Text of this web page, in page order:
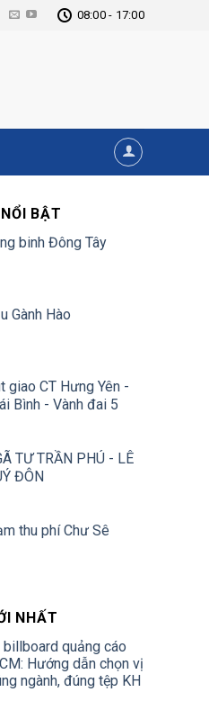
08:00 - 17:00
BẬT
binh Đông Tây
Gành Hào
giao CT Hưng Yên -
Bình - Vành đai 5
TƯ TRẦN PHÚ - LÊ
ĐÔN
thu phí Chư Sê
NHẤT
billboard quảng cáo
Hướng dẫn chọn vị
ngành, đúng tệp KH